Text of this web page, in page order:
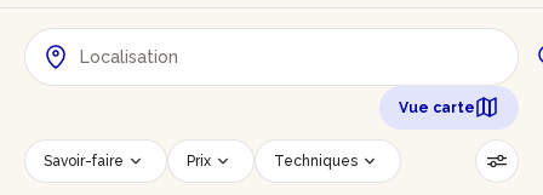
Vue carte
Savoir-faire Prix Techniques